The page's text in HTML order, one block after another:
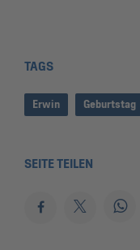
TAGS
Erwin Geburtstag
SEITE TEILEN